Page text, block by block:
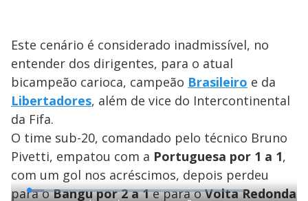
Este cenário é considerado inadmissível, no
entender dos dirigentes, para o atual
bicampeão carioca, campeão Brasileiro e da
Libertadores, além de vice do Intercontinental
da Fifa.
O time sub-20, comandado pelo técnico Bruno
Pivetti, empatou com a Portuguesa por 1 a 1,
com um gol nos acréscimos, depois perdeu
para oBangu por 2 a 1e para oVolta Redonda
L